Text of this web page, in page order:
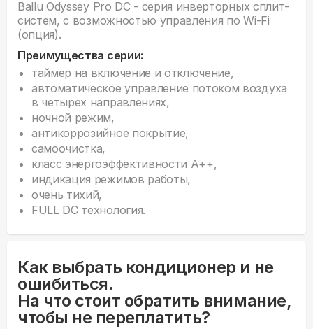
Ballu Odyssey Pro DC - серия инверторных сплит-
систем, с возможностью управления по Wi-Fi
(опция).
Преимущества серии:
таймер на включение и отключение,
автоматическое управление потоком воздуха
в четырех направлениях,
ночной режим,
антикоррозийное покрытие,
самоочистка,
класс энергоэффективности А++,
индикация режимов работы,
очень тихий,
FULL DC технология.
Как выбрать кондиционер и не
ошибиться.
На что стоит обратить внимание,
чтобы не переплатить?